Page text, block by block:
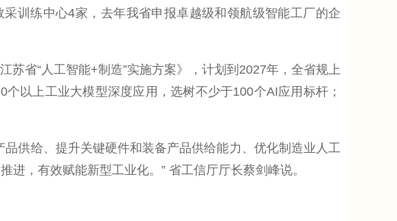
训练中心4家，去年我省申报卓越级和领航级智能工厂的企
省“人工智能+制造”实施方案》，计划到2027年，全省规上
以上工业大模型深度应用，选树不少于100个AI应用标杆；
供给、提升关键硬件和装备产品供给能力、优化制造业人工
进，有效赋能新型工业化。” 省工信厅厅长蔡剑峰说。